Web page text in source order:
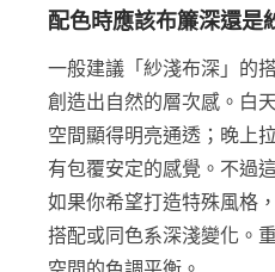
配色時應該布簾深還是
一般建議「紗淺布深」的
創造出自然的層次感。白
空間顯得明亮通透；晚上
有包覆安定的感覺。不過
如果你希望打造特殊風格
搭配或同色系深淺變化。